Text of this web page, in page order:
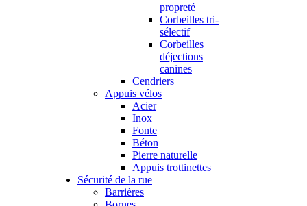
propreté
Corbeilles tri-
sélectif
Corbeilles
déjections
canines
Cendriers
Appuis vélos
Acier
Inox
Fonte
Béton
Pierre naturelle
Appuis trottinettes
Sécurité de la rue
Barrières